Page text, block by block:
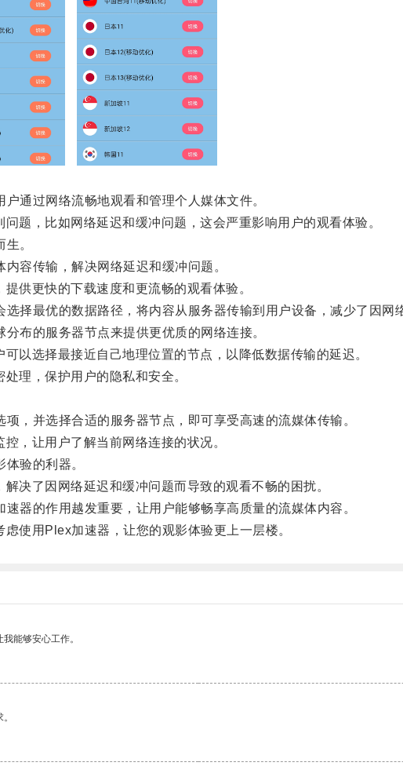
过网络流畅地观看和管理个人媒体文件。
，比如网络延迟和缓冲问题，这会严重影响用户的观看体验。
。
传输，解决网络延迟和缓冲问题。
更快的下载速度和更流畅的观看体验。
最优的数据路径，将内容从服务器传输到用户设备，减少了因网
的服务器节点来提供更优质的网络连接。
选择最接近自己地理位置的节点，以降低数据传输的延迟。
理，保护用户的隐私和安全。
并选择合适的服务器节点，即可享受高速的流媒体传输。
让用户了解当前网络连接的状况。
验的利器。
了因网络延迟和缓冲问题而导致的观看不畅的困扰。
的作用越发重要，让用户能够畅享高质量的流媒体内容。
用Plex加速器，让您的观影体验更上一层楼。
能够安心工作。